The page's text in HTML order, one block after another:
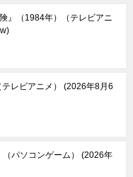
』（1984年）（テレビアニ
レビアニメ）
2026年8月6
パソコンゲーム）
2026年